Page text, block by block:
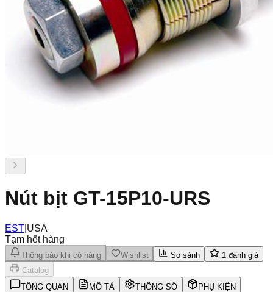
Nút bịt GT-15P10-URS
EST USA
Tạm hết hàng
Thông báo khi có hàng Wishlist So sánh 1 đánh giá
Catalog
TỔNG QUAN
MÔ TẢ THÔNG SỐ
PHỤ KIỆN